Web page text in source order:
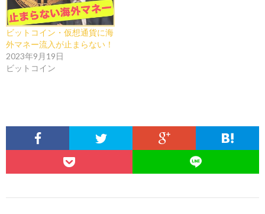
ビットコイン・仮想通貨に海
外マネー流入が止まらない！
2023年9月19日
ビットコイン